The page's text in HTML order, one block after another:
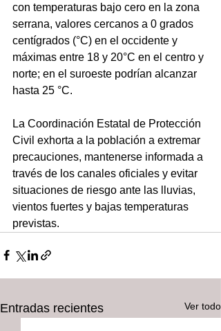
con temperaturas bajo cero en la zona
serrana, valores cercanos a 0 grados
centígrados (°C) en el occidente y
máximas entre 18 y 20°C en el centro y
norte; en el suroeste podrían alcanzar
hasta 25 °C.
La Coordinación Estatal de Protección
Civil exhorta a la población a extremar
precauciones, mantenerse informada a
través de los canales oficiales y evitar
situaciones de riesgo ante las lluvias,
vientos fuertes y bajas temperaturas
previstas.
Entradas recientes Ver todo